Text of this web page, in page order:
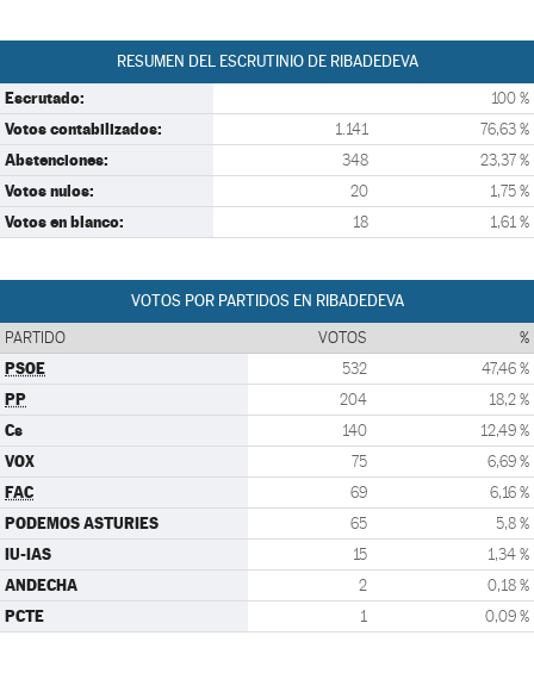
RESUMEN DEL ESCRUTINIO DE RIBADEDEVA
Escrutado: 100 %
Votos contabilizados: 1.141 76,63 %
Abstenciones: 348 23,37 %
Votos nulos: 20 1,75 %
Votos en blanco: 18 1,61 %
VOTOS POR PARTIDOS EN RIBADEDEVA
PARTIDO VOTOS %
PSOE 532 47,46 %
PP 204 18,2 %
Cs 140 12,49 %
VOX 75 6,69 %
FAC 69 6,16 %
PODEMOS ASTURIES 65 5,8 %
IU-IAS 15 1,34 %
ANDECHA 2 0,18 %
PCTE 1 0,09 %